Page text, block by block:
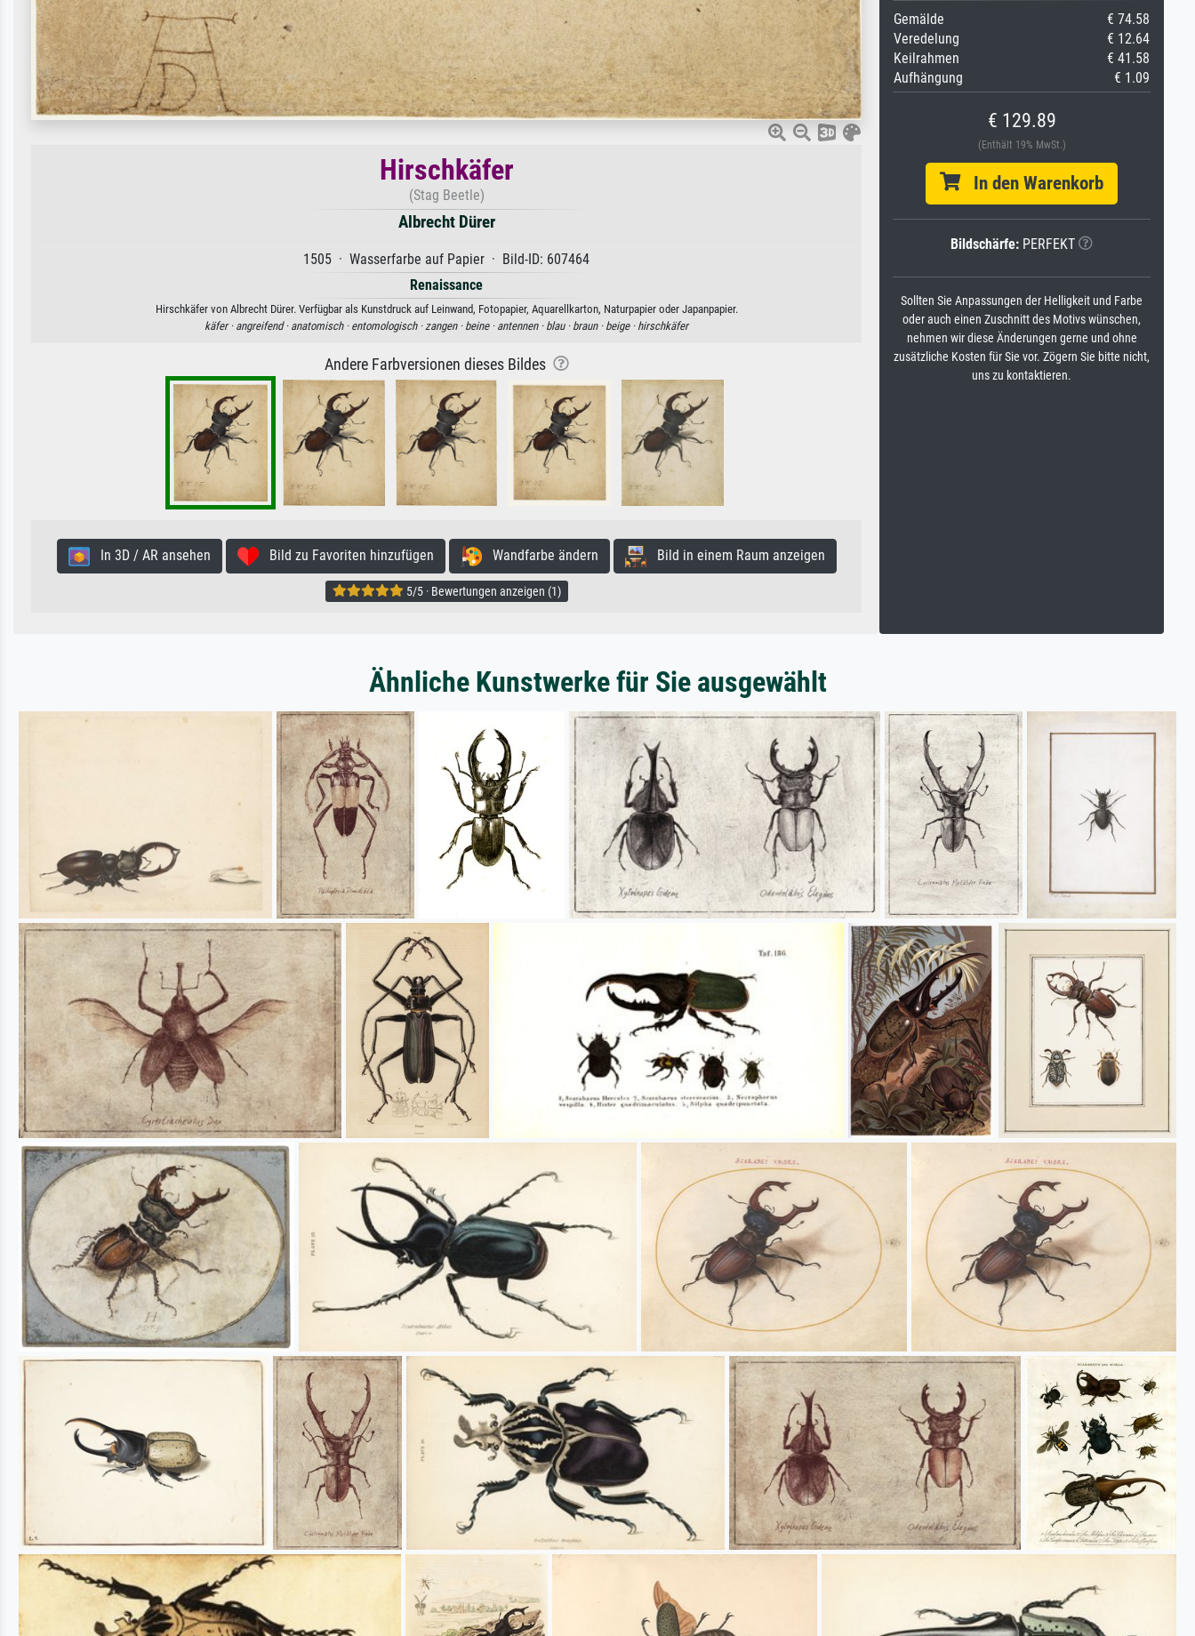
Hirschkäfer
(Stag Beetle)
Albrecht Dürer
1505 · Wasserfarbe auf Papier · Bild-ID: 607464
Renaissance
Hirschkäfer von Albrecht Dürer. Verfügbar als Kunstdruck auf Leinwand, Fotopapier, Aquarellkarton, Naturpapier oder Japanpapier.
käfer · angreifend · anatomisch · entomologisch · zangen · beine · antennen · blau · braun · beige · hirschkäfer
Andere Farbversionen dieses Bildes
In 3D / AR ansehen Bild zu Favoriten hinzufügen Wandfarbe ändern Bild in einem Raum anzeigen
5/5 · Bewertungen anzeigen (1)
Gemälde
€ 74.58
Veredelung
€ 12.64
Keilrahmen
€ 41.58
Aufhängung
€ 1.09
€ 129.89
(Enthält 19% MwSt.)
In den Warenkorb
Bildschärfe: PERFEKT
Sollten Sie Anpassungen der Helligkeit und Farbe
oder auch einen Zuschnitt des Motivs wünschen,
nehmen wir diese Änderungen gerne und ohne
zusätzliche Kosten für Sie vor. Zögern Sie bitte nicht,
uns zu kontaktieren.
Ähnliche Kunstwerke für Sie ausgewählt